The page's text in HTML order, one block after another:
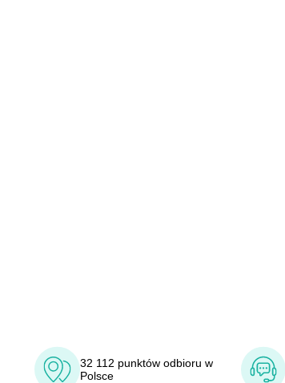
32 112 punktów odbioru w
Polsce